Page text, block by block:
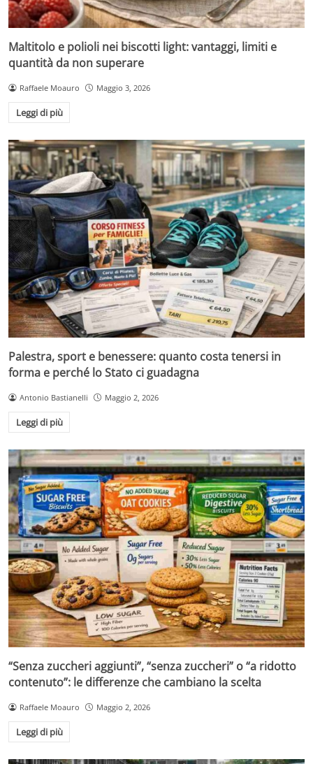
Maltitolo e polioli nei biscotti light: vantaggi, limiti e
quantità da non superare
Raffaele Moauro Maggio 3, 2026
Leggi di più
Palestra, sport e benessere: quanto costa tenersi in
forma e perché lo Stato ci guadagna
Antonio Bastianelli Maggio 2, 2026
Leggi di più
“Senza zuccheri aggiunti”, “senza zuccheri” o “a ridotto
contenuto”: le differenze che cambiano la scelta
Raffaele Moauro Maggio 2, 2026
Leggi di più